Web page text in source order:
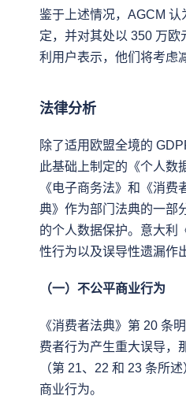
鉴于上述情况，AGCM 认
定，并对其处以 350 万
利用户表示，他们将考虑
法律分析
除了适用欧盟全境的
此基础上制定的《个人数
《电子商务法》和《消
典》作为部门法典的一部
的个人数据保护。意大利
性行为以及误导性遗漏作
（一）不公平商业行为
《消费者法典》第 20 条
费者行为产生重大误导，
（第 21、22 和 23 条所
商业行为。